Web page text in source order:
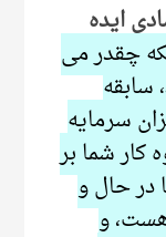
ایده
چقدر می
سابقه
سرمایه
کار شما بر
در حال و
و